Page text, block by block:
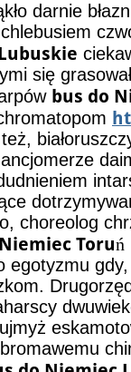
darnie
się
bus do
choreolog
Toruń